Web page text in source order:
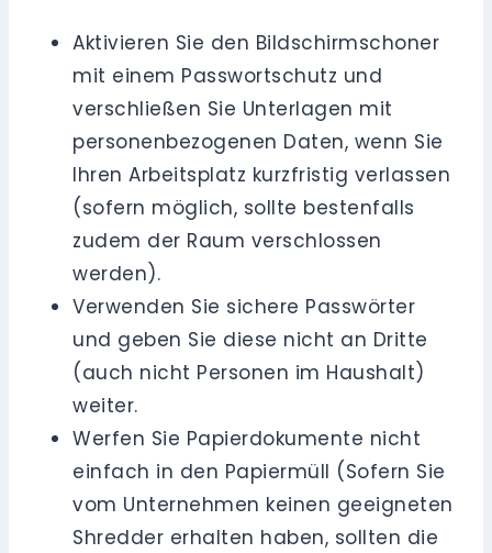
Aktivieren Sie den Bildschirmschoner
mit einem Passwortschutz und
verschließen Sie Unterlagen mit
personenbezogenen Daten, wenn Sie
Ihren Arbeitsplatz kurzfristig verlassen
(sofern möglich, sollte bestenfalls
zudem der Raum verschlossen
werden).
Verwenden Sie sichere Passwörter
und geben Sie diese nicht an Dritte
(auch nicht Personen im Haushalt)
weiter.
Werfen Sie Papierdokumente nicht
einfach in den Papiermüll (Sofern Sie
vom Unternehmen keinen geeigneten
Shredder erhalten haben, sollten die